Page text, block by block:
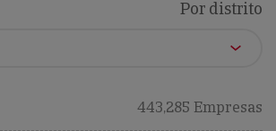
Por distrito
443,285 Empresas